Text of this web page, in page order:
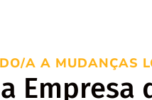
A A MUDANÇAS
Empresa